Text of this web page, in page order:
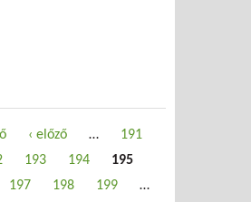
‹ előző …
191
193 194
195
197 198 199
…